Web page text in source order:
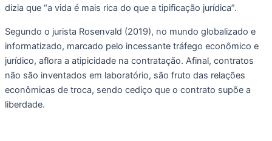
dizia que “a vida é mais rica do que a tipificação jurídica”.
Segundo o jurista Rosenvald (2019), no mundo globalizado e
informatizado, marcado pelo incessante tráfego econômico e
jurídico, aflora a atipicidade na contratação. Afinal, contratos
não são inventados em laboratório, são fruto das relações
econômicas de troca, sendo cediço que o contrato supõe a
liberdade.